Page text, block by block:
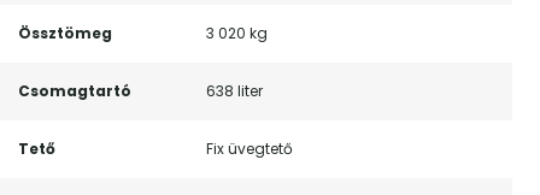
Össztömeg 3 020 kg
Csomagtartó 638 liter
Tető Fix üvegtető